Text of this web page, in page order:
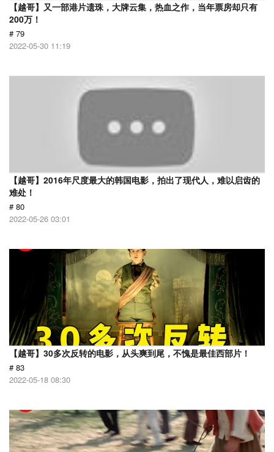
【越哥】又一部港片遗珠，大牌云集，热血之作，当年票房却只有
200万！
# 79
2022-05-30 11:19
【越哥】2016年尺度最大的韩国电影，拍出了现代人，难以启齿的
难处！
# 80
2022-05-26 03:01
【越哥】30多次反转的电影，从头爽到尾，不愧是最佳西部片！
# 83
2022-05-18 08:30